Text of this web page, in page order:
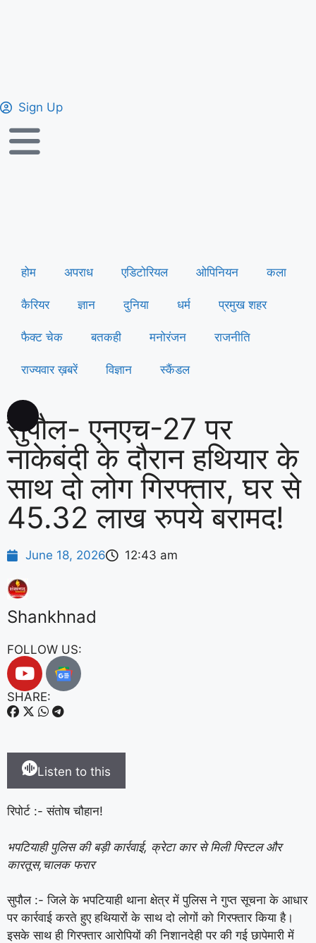
Sign Up
होम अपराध एडिटोरियल ओपिनियन कला
कैरियर ज्ञान दुनिया धर्म प्रमुख शहर
फैक्ट चेक बतकही मनोरंजन राजनीति
राज्यवार ख़बरें विज्ञान स्कैंडल
सुपौल- एनएच-27 पर
नाकेबंदी के दौरान हथियार के
साथ दो लोग गिरफ्तार, घर से
45.32 लाख रुपये बरामद!
June 18, 2026 12:43 am
Shankhnad
FOLLOW US:
SHARE:
Listen to this
रिपोर्ट :- संतोष चौहान!
भपटियाही पुलिस की बड़ी कार्रवाई, क्रेटा कार से मिली पिस्टल और
कारतूस,चालक फरार
सुपौल :- जिले के भपटियाही थाना क्षेत्र में पुलिस ने गुप्त सूचना के आधार
पर कार्रवाई करते हुए हथियारों के साथ दो लोगों को गिरफ्तार किया है।
इसके साथ ही गिरफ्तार आरोपियों की निशानदेही पर की गई छापेमारी में